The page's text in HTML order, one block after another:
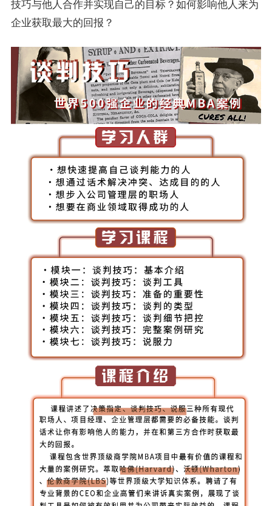
技巧与他人合作并实现自己的目标？如何影响他人来为
企业获取最大的回报？